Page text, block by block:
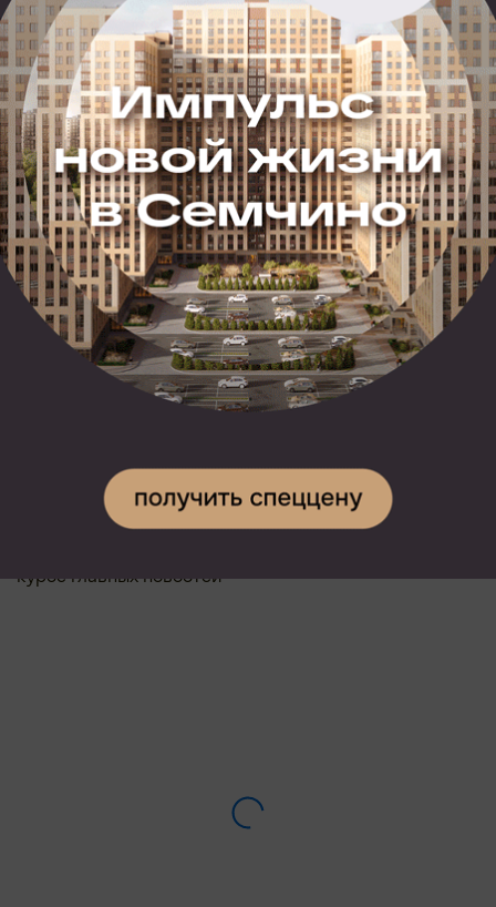
Возбуждено уголовное дело по части 1 статьи 105
УК РФ.
Ранее стало известно, что инцидентпроизошел
в доме на улице Островского. Сообщалось, что
вечером 24 мая родители потерпевшей вернулись
к себе в квартиру в Рязани, где в одной из комнат
обнаружилитело 15-летней дочери с признаками
насильственной смерти.
Накануне семейная пара уехала из дома, оставив
девочку и 17-летнего сына вдвоем. Брата после
преступления разыскивали.
Ссылки по теме:
В Рязани разыскивают 17-летнего юношу после
гибели 15-летней девушки в доме на улице
региональное СУ СКР убийство
курсе главных новостей